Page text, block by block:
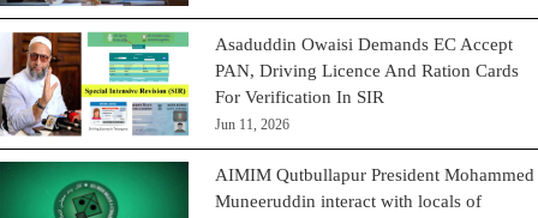
Asaduddin Owaisi Demands EC Accept
PAN, Driving Licence And Ration Cards
For Verification In SIR
Jun 11, 2026
AIMIM Qutbullapur President Mohammed
Muneeruddin interact with locals of